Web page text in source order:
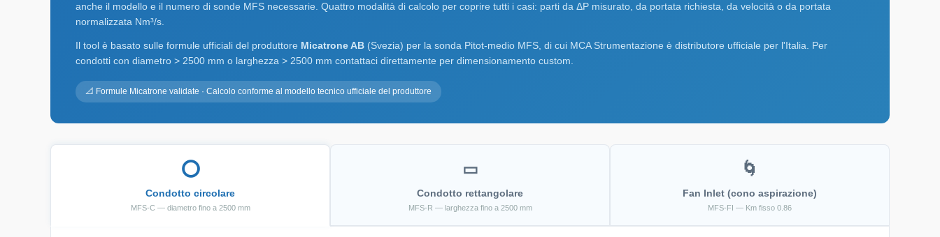
anche il modello e il numero di sonde MFS necessarie. Quattro modalità di calcolo per coprire tutti i casi: parti da ΔP misurato, da portata richiesta, da velocità o da portata
normalizzata Nm³/s.
Il tool è basato sulle formule ufficiali del produttore Micatrone AB (Svezia) per la sonda Pitot-medio MFS, di cui MCA Strumentazione è distributore ufficiale per l'Italia. Per
condotti con diametro > 2500 mm o larghezza > 2500 mm contattaci direttamente per dimensionamento custom.
📐 Formule Micatrone validate · Calcolo conforme al modello tecnico ufficiale del produttore
⭕
Condotto circolare
MFS-C — diametro fino a 2500 mm
▭
Condotto rettangolare
MFS-R — larghezza fino a 2500 mm
🌀
Fan Inlet (cono aspirazione)
MFS-FI — Km fisso 0.86